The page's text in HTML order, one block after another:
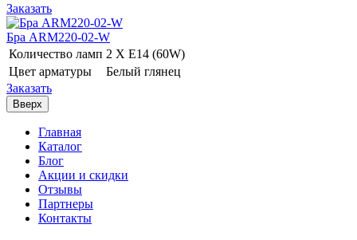
Заказать
Бра ARM220-02-W
Количество ламп 2 Х E14 (60W)
Цвет арматуры
Белый глянец
Заказать
Вверх
Главная
Каталог
Блог
Акции и скидки
Отзывы
Партнеры
Контакты